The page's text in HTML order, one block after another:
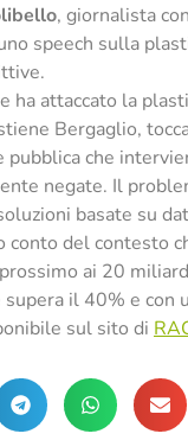
, giornalista
speech sulla
ha attaccato la
Bergaglio,
pubblica che
negate. Il
basate su
conto del contesto
ai 20
il 40% e
sul sito di